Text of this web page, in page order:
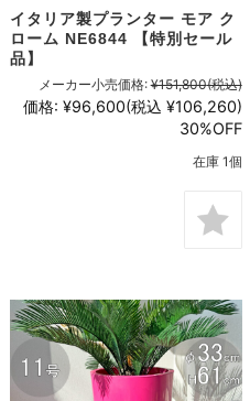
イタリア製プランター モア ク
ローム NE6844 【特別セール
品】
メーカー小売価格: ¥151,800(税込)
価格: ¥96,600(税込 ¥106,260)
30%OFF
在庫 1個